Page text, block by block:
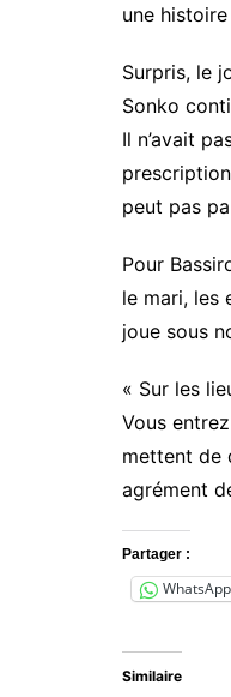
une
Surpris, le
Sonko
Il n’avait
peut pas
Pour
le mari, les
joue sous
« Sur les
Vous
mettent de
agrément
Partager :
WhatsApp
Similaire